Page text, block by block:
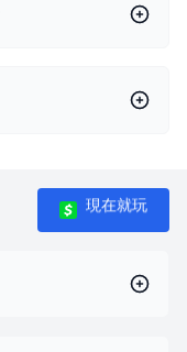
現在就玩